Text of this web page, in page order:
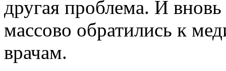
другая проблема. И
массово обратились к
врачам.